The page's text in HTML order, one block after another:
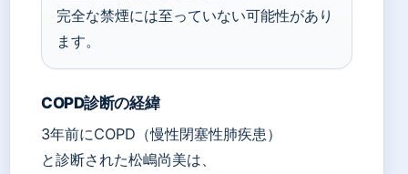
完全な禁煙には至っていない可能性があり
ます。
COPD診断の経緯
3年前にCOPD（慢性閉塞性肺疾患）
と診断された松嶋尚美は、